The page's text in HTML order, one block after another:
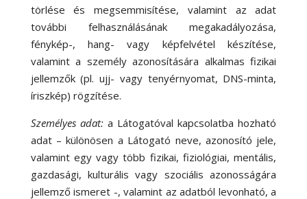
törlése és megsemmisítése, valamint az adat
további felhasználásának megakadályozása,
fénykép-, hang- vagy képfelvétel készítése,
valamint a személy azonosítására alkalmas fizikai
jellemzők (pl. ujj- vagy tenyérnyomat, DNS-minta,
íriszkép) rögzítése.
Személyes adat:a Látogatóval kapcsolatba hozható
adat – különösen a Látogató neve, azonosító jele,
valamint egy vagy több fizikai, fiziológiai, mentális,
gazdasági, kulturális vagy szociális azonosságára
jellemző ismeret -, valamint az adatból levonható, a